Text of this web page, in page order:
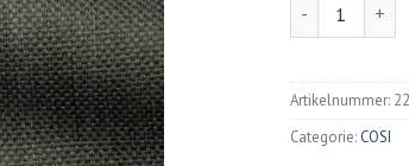
Artikelnummer:
Categorie: COSI